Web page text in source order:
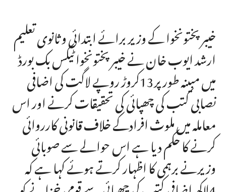
خیبر پختونخوا کے وزیر برائے ابتدائی و ثانوی تعلیم
ارشد ایوب خان نے خیبر پختونخوا ٹیکس بک بورڈ
میں مبینہ طور پر13کروڑ روپے لاگت کی اضافی
نصابی کتب کی چھپائی کی تحقیقات کرنے اور اس
معاملہ میں ملوث افرادکے خلاف قانونی کارروائی
کرنے کا حکم دیا ہے اس حوالے سے صوبائی
وزیرنے برہمی کا اظہار کرتے ہوئے کہا ہے کہ